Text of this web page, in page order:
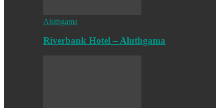
Aluthgama
Riverbank Hotel – Aluthgama